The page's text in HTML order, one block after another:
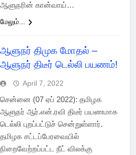
ஆளுநரின் கான்வாய்…
மேலும்...
ஆளுநர் திமுக மோதல் –
ஆளுநர் திடீர் டெல்லி பயணம்!
April 7, 2022
சென்னை (07 ஏப் 2022): தமிழக
ஆளுநர் ஆர்.என்.ரவி திடீர் பயணமாக
டெல்லி புறப்பட்டுச் சென்றுள்ளார்.
தமிழக சட்டப்பேரவையில்
நிறைவேற்றப்பட்ட நீட் விலக்கு